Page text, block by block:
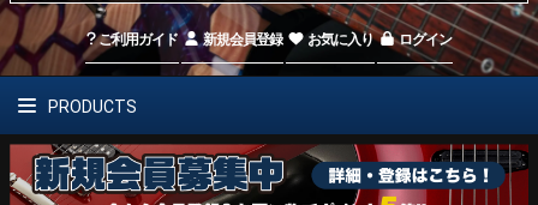
ご利用ガイド 新規会員登録 お気に入り ログイン
PRODUCTS